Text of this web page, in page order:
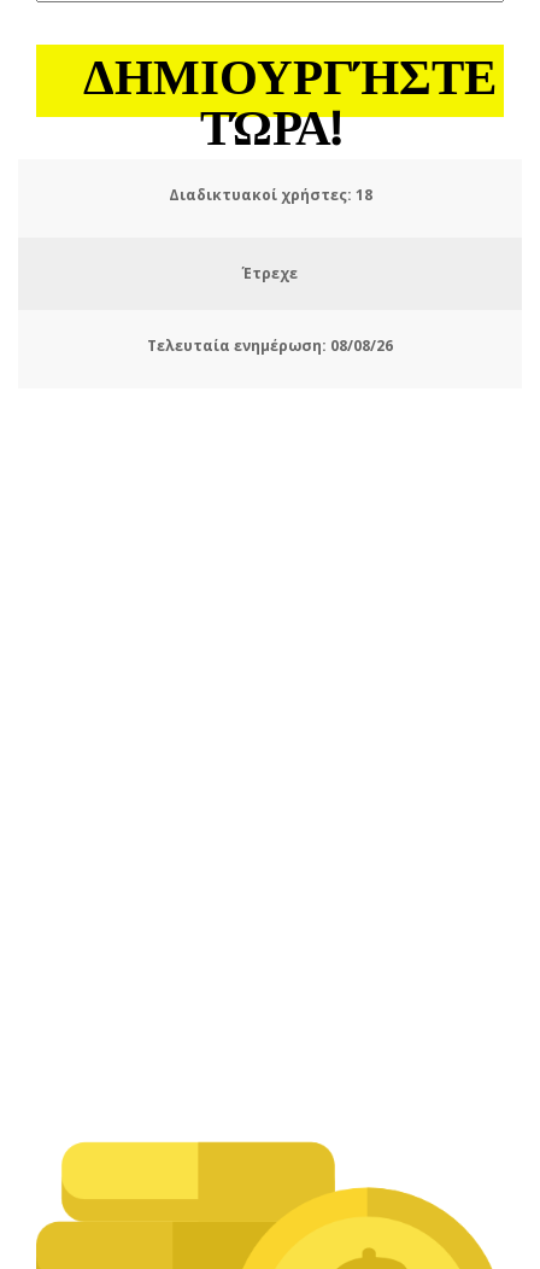
ΔΗΜΙΟΥΡΓΉΣΤΕ
ΤΏΡΑ!
Διαδικτυακοί χρήστες: 19
Έτρεχε
Τελευταία ενημέρωση: 08/08/26